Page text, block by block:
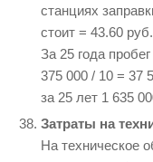
станциях
стоит = 43.60
За 25 года
375 000 / 10 = 37
за 25 лет 1 635
Затраты на
На техническое